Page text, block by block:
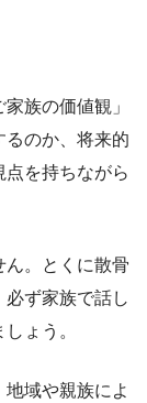
族の価値観」
るのか、将来的
を持ちながら
ん。とくに散骨
ず家族で話し
ょう。
域や親族によ